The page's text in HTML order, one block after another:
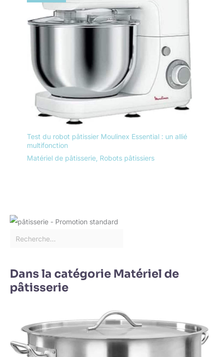
Test du robot pâtissier Moulinex Essential : un allié
multifonction
Matériel de pâtisserie Robots pâtissiers
Dans la catégorie Matériel de
pâtisserie